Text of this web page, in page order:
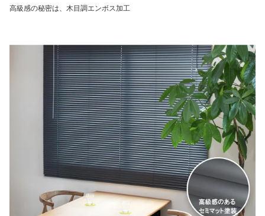
高級感の秘密は、木目調エンボス加工